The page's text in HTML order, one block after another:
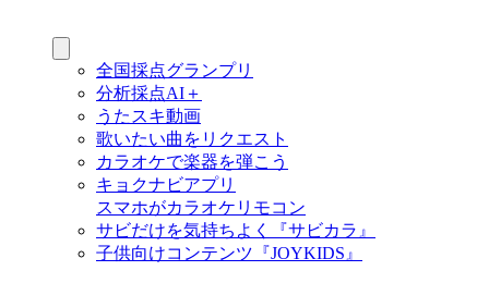
全国採点グランプリ
分析採点AI＋
うたスキ動画
歌いたい曲をリクエスト
カラオケで楽器を弾こう
キョクナビアプリ
スマホがカラオケリモコン
サビだけを気持ちよく『サビカラ』
子供向けコンテンツ『JOYKIDS』